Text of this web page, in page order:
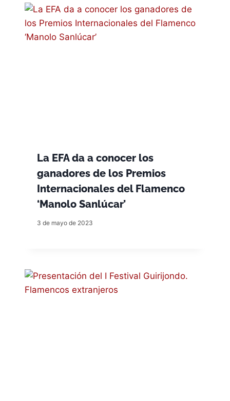
La EFA da a conocer los
ganadores de los Premios
Internacionales del Flamenco
‘Manolo Sanlúcar’
3 de mayo de 2023